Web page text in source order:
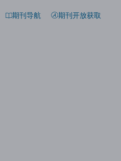
期刊导航 期刊开放获取